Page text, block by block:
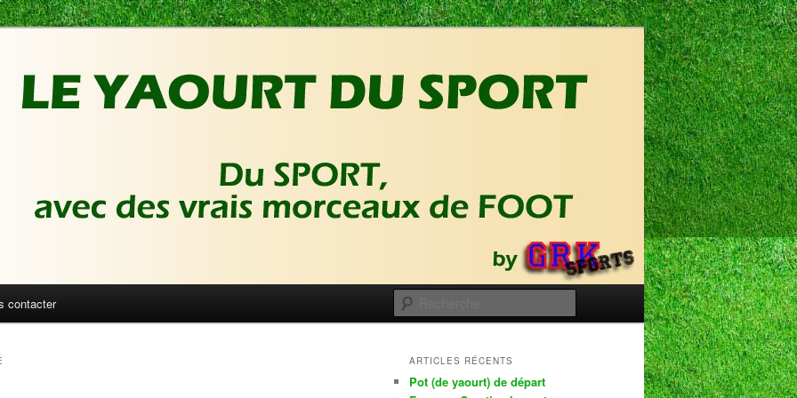
de foot | Gronique's Sports Blog
contacter
ARTICLES RÉCENTS
Pot (de yaourt) de départ